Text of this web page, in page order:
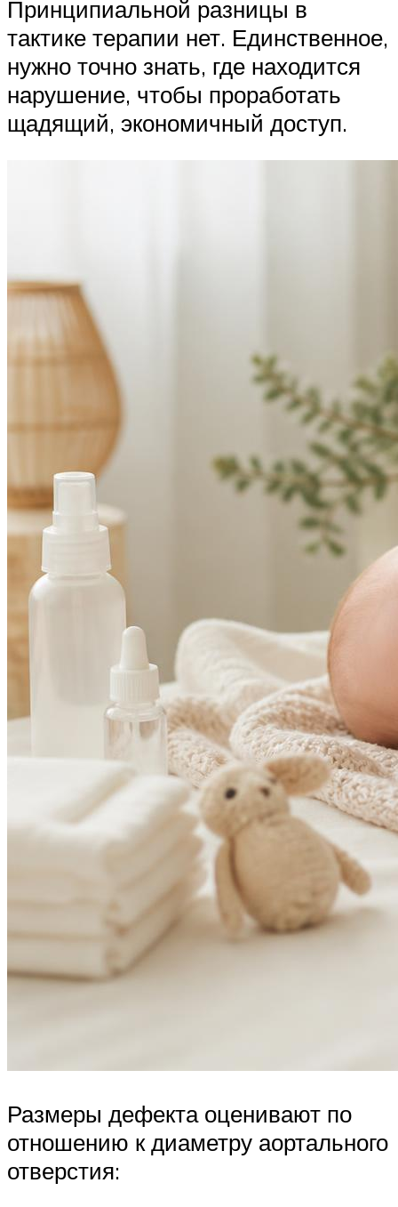
Принципиальной разницы в
тактике терапии нет. Единственное,
нужно точно знать, где находится
нарушение, чтобы проработать
щадящий, экономичный доступ.
Размеры дефекта оценивают по
отношению к диаметру аортального
отверстия: